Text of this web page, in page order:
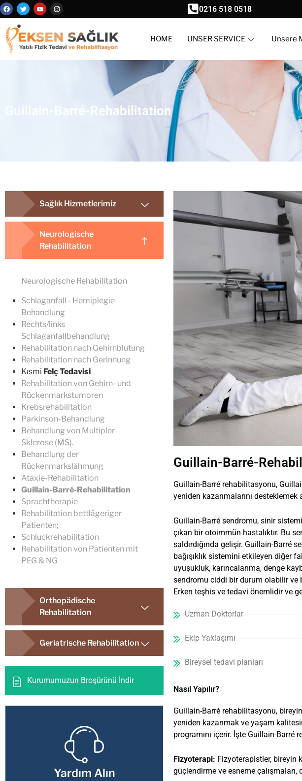
0216 518 0518
HOME UNSER SERVICE Unsere
Guillain-Barré-Rehabilitation
Sağlık Hizmetlerimiz
Neurologische
Rehabilitation
Neurologische Rehabilitation
Schlaganfall - Hemiplegie
Behandlung
Rechts/links
Schlaganfallbehandlung
Rehabilitation nach Gehirnblutung
Rehabilitation nach Gerinnung
Kısmi Felç Tedavisi
Rehabilitation von Gehirn- und
Rückenmarkstumoren
Krebsrehabilitation
Parkinson-Behandlung
Behandlung von Multipler
Sklerose (MS).
Behandlung der
Rückenmarkslähmung
Ataxie-Rehabilitation
Guillain-Barré-Rehabilitation
Sprachtherapie
Rehabilitation bettlägeriger
Patienten;
Schluckrehabilitation
Rehabilitation von Patienten mit
PEG & NG
Orthopädische
Rehabilitation
Geriatrische Rehabilitation
Kurumumuzun Broşürünü İndir
Yardım Alın
Guillain-Barré-
Guillain-Barré rehabilitasyonu,
yeniden kazanmalarını desteklemek
Guillain-Barré sendromu, sinir
çıkan bir otoimmün hastalıktır. Bu
saldırdığında gelişir. Guillain-Barré
bağışıklık sistemini etkileyen diğer
uyuşukluk, karıncalanma, denge
sendromu ciddi bir durum olabilir ve
Erken teşhis ve tedavi önemlidir ve
Uzman Doktorlar
Ekip Yaklaşımı
Bireysel tedavi planları
Nasıl Yapılır?
Guillain-Barré rehabilitasyonu,
yeniden kazanmak ve yaşam
programını içerir. İşte Guillain-Barré
Fizyoterapi: Fizyoterapistler, bireyin
güçlendirme ve esneme